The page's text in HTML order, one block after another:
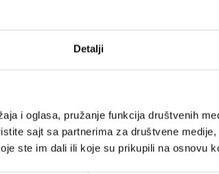
Detalji
i oglasa, pružanje funkcija društvenih
sajt sa partnerima za društvene
ste im dali ili koje su prikupili na osnovu